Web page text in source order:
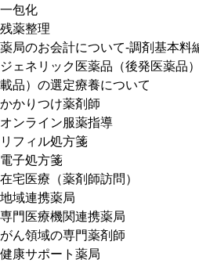
一包化
残薬整理
薬局のお会計について-調剤基本料
ジェネリック医薬品（後発医薬品
載品）の選定療養について
かかりつけ薬剤師
オンライン服薬指導
リフィル処方箋
電子処方箋
在宅医療（薬剤師訪問）
地域連携薬局
専門医療機関連携薬局
がん領域の専門薬剤師
健康サポート薬局